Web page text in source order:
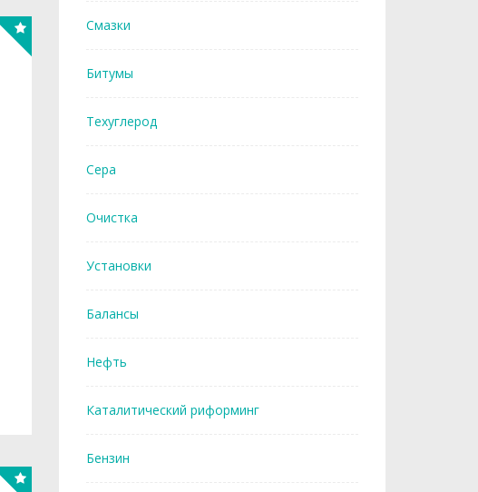
Смазки
Битумы
Техуглерод
Сера
Очистка
Установки
Балансы
Нефть
Каталитический риформинг
Бензин